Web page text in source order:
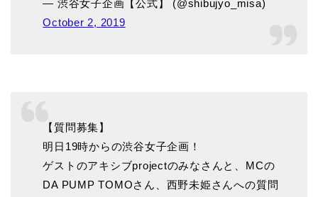
— 渋谷女子企画【公式】 (@shibujyo_misa)
October 2, 2019
【質問募集】
明日19時からの渋谷女子企画！
ゲストのアキシブprojectのみなさんと、MCの
DA PUMP TOMOさん、西野未姫さんへの質問